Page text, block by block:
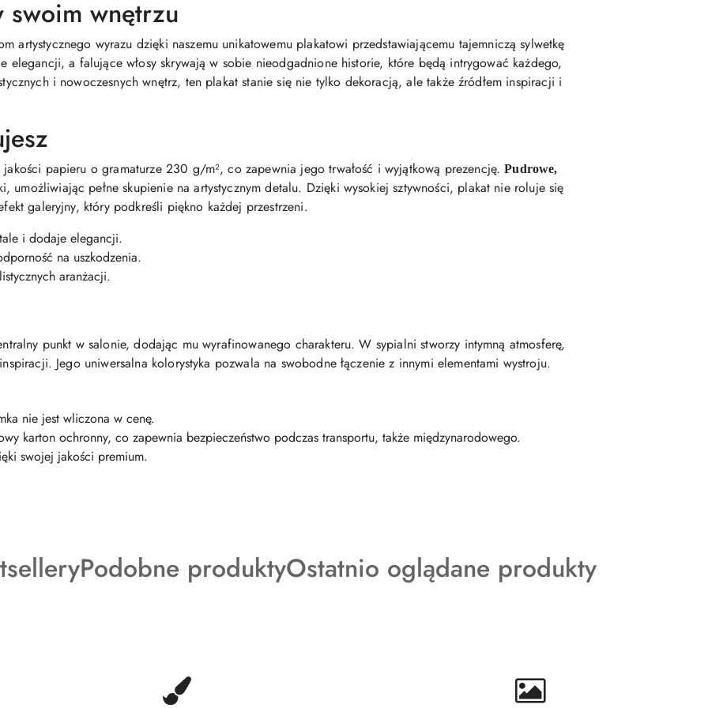
wnętrzu
artystycznego wyrazu dzięki naszemu unikatowemu plakatowi przedstawiającemu tajemniczą sylwetkę
elegancji, a falujące włosy skrywają w sobie nieodgadnione historie, które będą intrygować każdego,
i nowoczesnych wnętrz, ten plakat stanie się nie tylko dekoracją, ale także źródłem inspiracji i
jakości papieru o gramaturze 230 g/m², co zapewnia jego trwałość i wyjątkową prezencję.Pudrowe,
umożliwiając pełne skupienie na artystycznym detalu. Dzięki wysokiej sztywności, plakat nie roluje się
galeryjny, który podkreśli piękno każdej przestrzeni.
i dodaje elegancji.
na uszkodzenia.
aranżacji.
punkt w salonie, dodając mu wyrafinowanego charakteru. W sypialni stworzy intymną atmosferę,
Jego uniwersalna kolorystyka pozwala na swobodne łączenie z innymi elementami wystroju.
nie jest wliczona w cenę.
karton ochronny, co zapewnia bezpieczeństwo podczas transportu, także międzynarodowego.
swojej jakości premium.
Produkty
Podobne produktyProdukty
Ostatnio oglądane produkty